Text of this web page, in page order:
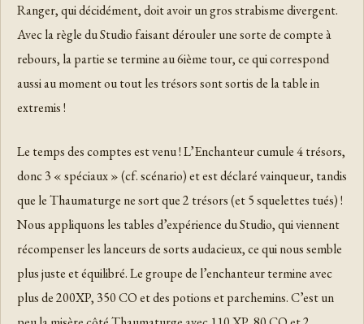
Ranger, qui décidément, doit avoir un gros strabisme divergent.
Avec la règle du Studio faisant dérouler une sorte de compte à
rebours, la partie se termine au 6ième tour, ce qui correspond
aussi au moment ou tout les trésors sont sortis de la table in
extremis !
Le temps des comptes est venu ! L’Enchanteur cumule 4 trésors,
donc 3 « spéciaux » (cf. scénario) et est déclaré vainqueur, tandis
que le Thaumaturge ne sort que 2 trésors (et 5 squelettes tués) !
Nous appliquons les tables d’expérience du Studio, qui viennent
récompenser les lanceurs de sorts audacieux, ce qui nous semble
plus juste et équilibré. Le groupe de l’enchanteur termine avec
plus de 200XP, 350 CO et des potions et parchemins. C’est un